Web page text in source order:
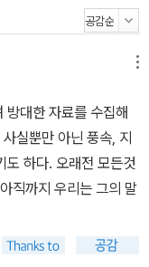
인 위치에 있었으며,
그곳에서 비극작가 소
시야를 넓혔으며, 학자
부심으로 이야기하는
지역적 애국정신, 민
토스는 그 이상을 보
으며 여러 언어를 사
공통된 언어, 종교,
대한 자료를 수집해
사실뿐만 아닌 풍속, 지
도 하다. 오래전 모든것
직까지 우리는 그의 말